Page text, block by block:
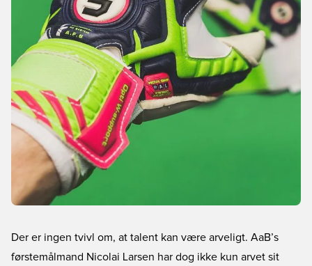
Der er ingen tvivl om, at talent kan være arveligt. AaB’s
førstemålmand Nicolai Larsen har dog ikke kun arvet sit